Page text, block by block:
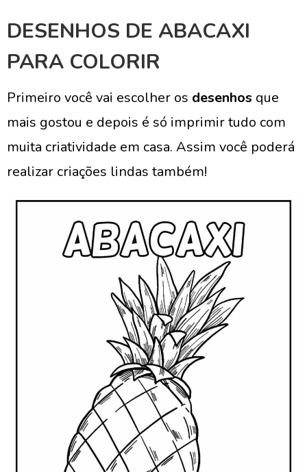
DESENHOS DE ABACAXI
PARA COLORIR
Primeiro você vai escolher os desenhos que
mais gostou e depois é só imprimir tudo com
muita criatividade em casa. Assim você poderá
realizar criações lindas também!